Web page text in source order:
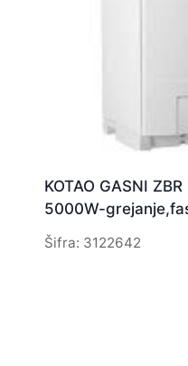
KOTAO GASNI
5000W-
Šifra: 3122642